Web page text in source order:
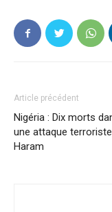
Article précédent
Nigéria : Dix morts
une attaque
Haram